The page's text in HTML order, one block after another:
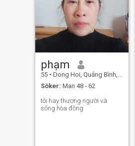
phạm
55 • Dong Hoi, Quảng Bình, Vietnam
Söker: Man 48 - 62
tôi hay thương người và
sống hòa đồng